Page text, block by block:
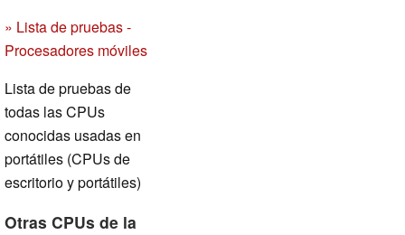
» Lista de pruebas -
Procesadores móviles
Lista de pruebas de
todas las CPUs
conocidas usadas en
portátiles (CPUs de
escritorio y portátiles)
Otras CPUs de la